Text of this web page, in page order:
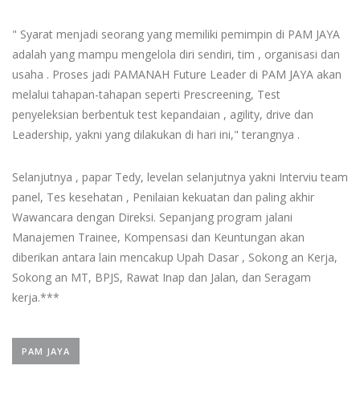
" Syarat menjadi seorang yang memiliki pemimpin di PAM JAYA
adalah yang mampu mengelola diri sendiri, tim , organisasi dan
usaha . Proses jadi PAMANAH Future Leader di PAM JAYA akan
melalui tahapan-tahapan seperti Prescreening, Test
penyeleksian berbentuk test kepandaian , agility, drive dan
Leadership, yakni yang dilakukan di hari ini," terangnya .
Selanjutnya , papar Tedy, levelan selanjutnya yakni Interviu team
panel, Tes kesehatan , Penilaian kekuatan dan paling akhir
Wawancara dengan Direksi. Sepanjang program jalani
Manajemen Trainee, Kompensasi dan Keuntungan akan
diberikan antara lain mencakup Upah Dasar , Sokong an Kerja,
Sokong an MT, BPJS, Rawat Inap dan Jalan, dan Seragam
kerja.***
PAM JAYA